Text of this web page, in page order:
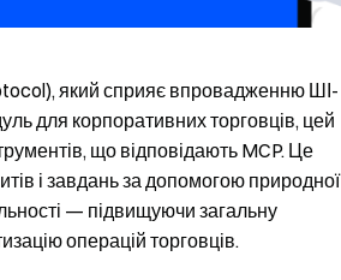
який сприяє впровадженню ШІ-
для корпоративних торговців, цей
що відповідають MCP. Це
і завдань за допомогою природної
— підвищуючи загальну
операцій торговців.